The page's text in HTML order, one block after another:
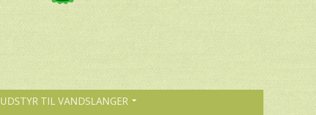
UDSTYR TIL VANDSLANGER